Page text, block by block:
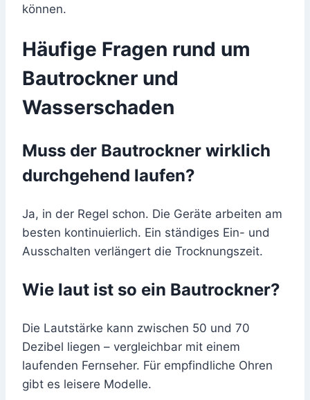
können.
Häufige Fragen rund um
Bautrockner und
Wasserschaden
Muss der Bautrockner wirklich
durchgehend laufen?
Ja, in der Regel schon. Die Geräte arbeiten am
besten kontinuierlich. Ein ständiges Ein- und
Ausschalten verlängert die Trocknungszeit.
Wie laut ist so ein Bautrockner?
Die Lautstärke kann zwischen 50 und 70
Dezibel liegen – vergleichbar mit einem
laufenden Fernseher. Für empfindliche Ohren
gibt es leisere Modelle.